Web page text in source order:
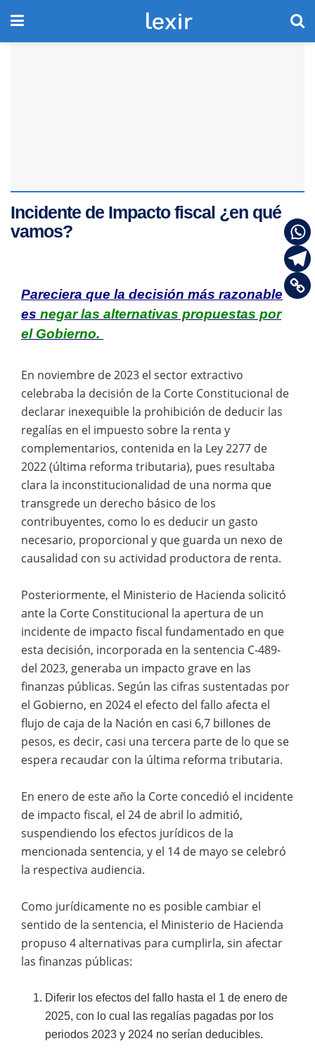
Incidente de Impacto fiscal ¿en qué
vamos?
Pareciera que la decisión más razonable
es negar las alternativas propuestas por
el Gobierno.
En noviembre de 2023 el sector extractivo
celebraba la decisión de la Corte Constitucional de
declarar inexequible la prohibición de deducir las
regalías en el impuesto sobre la renta y
complementarios, contenida en la Ley 2277 de
2022 (última reforma tributaria), pues resultaba
clara la inconstitucionalidad de una norma que
transgrede un derecho básico de los
contribuyentes, como lo es deducir un gasto
necesario, proporcional y que guarda un nexo de
causalidad con su actividad productora de renta.
Posteriormente, el Ministerio de Hacienda solicitó
ante la Corte Constitucional la apertura de un
incidente de impacto fiscal fundamentado en que
esta decisión, incorporada en la sentencia C-489-
del 2023, generaba un impacto grave en las
finanzas públicas. Según las cifras sustentadas por
el Gobierno, en 2024 el efecto del fallo afecta el
flujo de caja de la Nación en casi 6,7 billones de
pesos, es decir, casi una tercera parte de lo que se
espera recaudar con la última reforma tributaria.
En enero de este año la Corte concedió el incidente
de impacto fiscal, el 24 de abril lo admitió,
suspendiendo los efectos jurídicos de la
mencionada sentencia, y el 14 de mayo se celebró
la respectiva audiencia.
Como jurídicamente no es posible cambiar el
sentido de la sentencia, el Ministerio de Hacienda
propuso 4 alternativas para cumplirla, sin afectar
las finanzas públicas:
Diferir los efectos del fallo hasta el 1 de enero de
2025, con lo cual las regalías pagadas por los
periodos 2023 y 2024 no serían deducibles.